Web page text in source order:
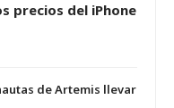
precios del iPhone
de Artemis llevar